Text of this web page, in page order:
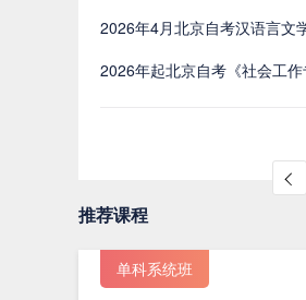
2026年4月北京自考汉语言文
2026年起北京自考《社会工
推荐课程
单科系统班